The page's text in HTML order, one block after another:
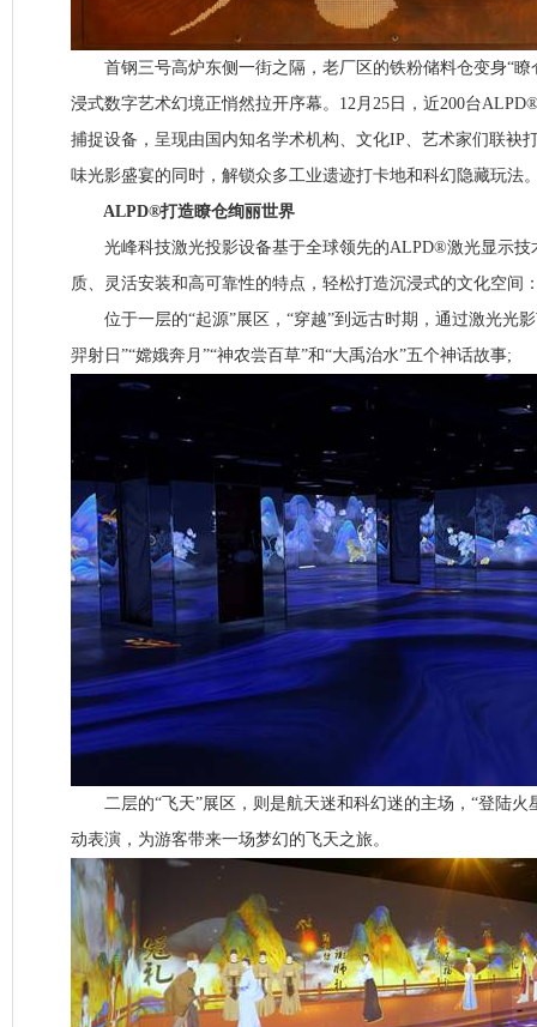
首钢三号高炉东侧一街之隔，老厂区的铁粉储料仓变身“瞭
浸式数字艺术幻境正悄然拉开序幕。12月25日，近200台
捕捉设备，呈现由国内知名学术机构、文化IP、艺术家们联袂
味光影盛宴的同时，解锁众多工业遗迹打卡地和科幻隐藏玩法
ALPD®打造瞭仓绚丽世界
光峰科技激光投影设备基于全球领先的ALPD®激光显示技
质、灵活安装和高可靠性的特点，轻松打造沉浸式的文化空间
位于一层的“起源”展区，“穿越”到远古时期，通过激光光影
羿射日”“嫦娥奔月”“神农尝百草”和“大禹治水”五个神话故事;
二层的“飞天”展区，则是航天迷和科幻迷的主场，“登陆火
动表演，为游客带来一场梦幻的飞天之旅。